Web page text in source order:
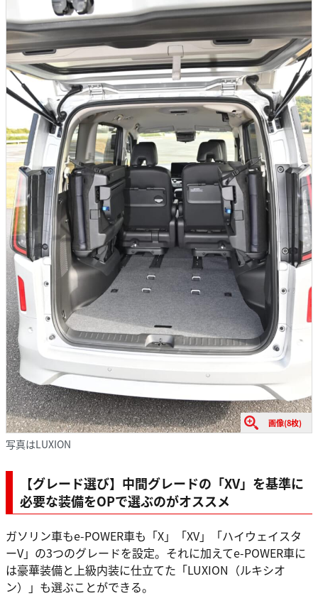
画像(8枚)
写真はLUXION
【グレード選び】中間グレードの「XV」を基準に
必要な装備をOPで選ぶのがオススメ
ガソリン車もe-POWER車も「X」「XV」「ハイウェイスタ
ーV」の3つのグレードを設定。それに加えてe-POWER車に
は豪華装備と上級内装に仕立てた「LUXION（ルキシオ
ン）」も選ぶことができる。